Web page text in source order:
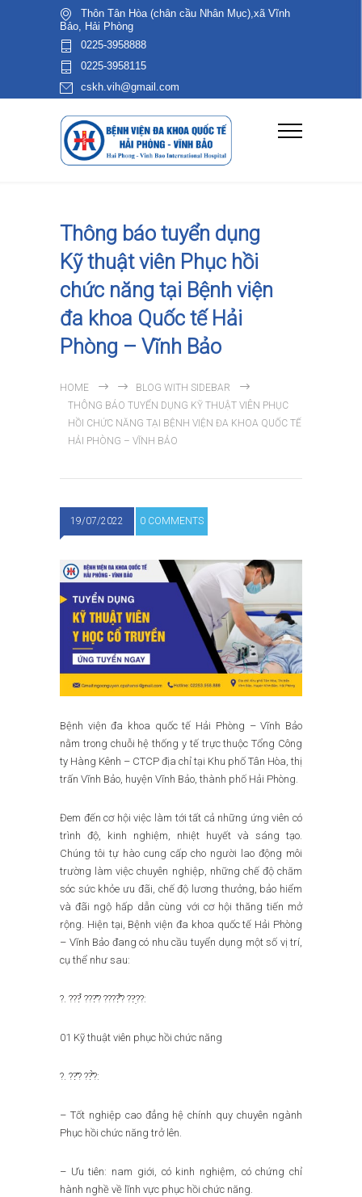
Thôn Tân Hòa (chân cầu Nhân Mục),xã Vĩnh
Bảo, Hải Phòng
0225-3958888
0225-3958115
cskh.vih@gmail.com
Thông báo tuyển dụng
Kỹ thuật viên Phục hồi
chức năng tại Bệnh viện
đa khoa Quốc tế Hải
Phòng – Vĩnh Bảo
HOME
BLOG WITH SIDEBAR
THÔNG BÁO TUYỂN DỤNG KỸ THUẬT VIÊN PHỤC
HỒI CHỨC NĂNG TẠI BỆNH VIỆN ĐA KHOA QUỐC TẾ
HẢI PHÒNG – VĨNH BẢO
19/07/2022 0 COMMENTS
Bệnh viện đa khoa quốc tế Hải Phòng – Vĩnh Bảo
nằm trong chuỗi hệ thống y tế trực thuộc Tổng Công
ty Hàng Kênh – CTCP địa chỉ tại Khu phố Tân Hòa, thị
trấn Vĩnh Bảo, huyện Vĩnh Bảo, thành phố Hải Phòng.
Đem đến cơ hội việc làm tới tất cả những ứng viên có
trình độ, kinh nghiệm, nhiệt huyết và sáng tạo.
Chúng tôi tự hào cung cấp cho người lao động môi
trường làm việc chuyên nghiệp, những chế độ chăm
sóc sức khỏe ưu đãi, chế độ lương thưởng, bảo hiểm
và đãi ngộ hấp dẫn cùng với cơ hội thăng tiến mở
rộng. Hiện tại, Bệnh viện đa khoa quốc tế Hải Phòng
– Vĩnh Bảo đang có nhu cầu tuyển dụng một số vị trí,
cụ thể như sau:
?. ???̉ ???̂? ????̂̉? ??̣??:
01 Kỹ thuật viên phục hồi chức năng
?. ??̂? ??̂̀?:
– Tốt nghiệp cao đẳng hệ chính quy chuyên ngành
Phục hồi chức năng trở lên.
– Ưu tiên: nam giới, có kinh nghiệm, có chứng chỉ
hành nghề về lĩnh vực phục hồi chức năng.